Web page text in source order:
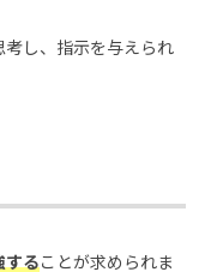
し、指示を与えられ
することが求められま